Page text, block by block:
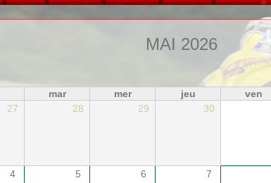
MAI 2026
mar mer jeu ven
27 28 29 30
4 5 6 7